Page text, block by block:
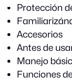
Protección
Accesorios
Antes de
Manejo
Funciones